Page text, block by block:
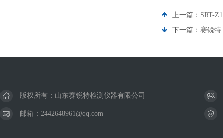
上一篇： SRT-
下一篇： 赛锐特
版权所有：山东赛锐特检测仪器有限公司
邮箱：2442648961@qq.com